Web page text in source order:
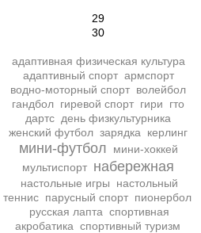
29
30
адаптивная физическая культура
адаптивный спорт армспорт
водно-моторный спорт волейбол
гандбол гиревой спорт гири
гто
дартс день физкультурника
женский футбол зарядка керлинг
мини-футбол
мини-хоккей
мультиспорт набережная
настольные игры
настольный
теннис парусный спорт пионербол
русская лапта спортивная
акробатика спортивный туризм